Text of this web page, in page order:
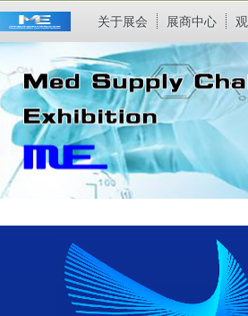
关于展会 展商中心